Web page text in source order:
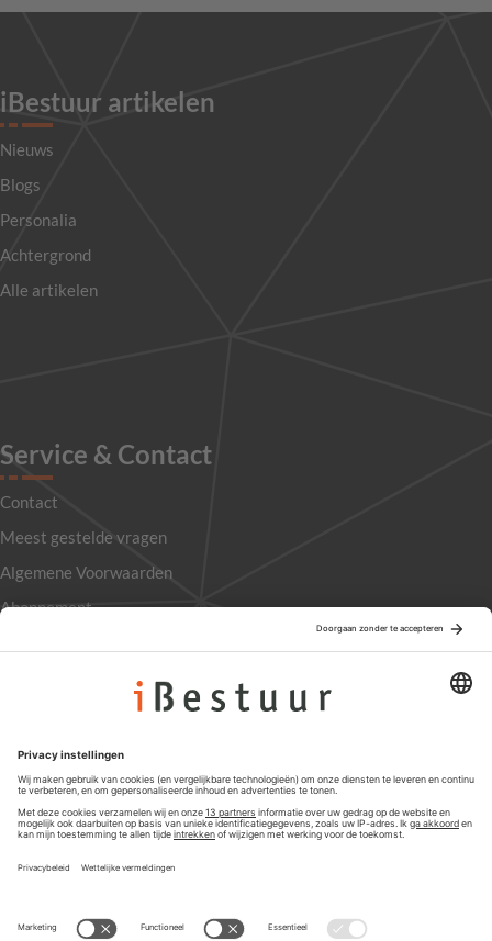
iBestuur artikelen
Nieuws
Blogs
Personalia
Achtergrond
Alle artikelen
Service & Contact
Contact
Meest gestelde vragen
Algemene Voorwaarden
Abonnement
Privacyinstellingen